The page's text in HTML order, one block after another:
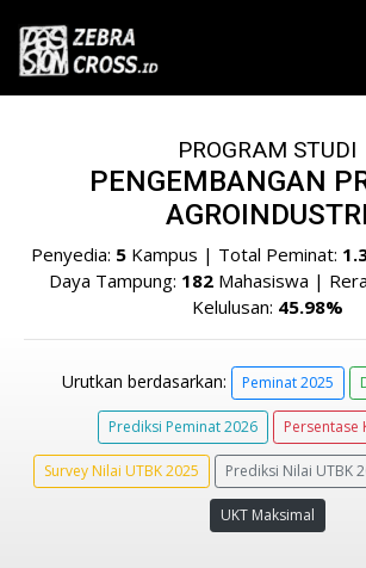
PROGRAM STUDI
PENGEMBANGAN
AGROINDUSTRI
Penyedia: 5Kampus | Total Peminat:
Daya Tampung: 182Mahasiswa |
Kelulusan: 45.98%
Urutkan berdasarkan: Peminat 2025
Prediksi Peminat 2026 Persentase
Survey Nilai UTBK 2025 Prediksi Nilai UTBK
UKT Maksimal